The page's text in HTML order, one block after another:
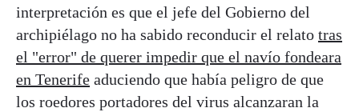
interpretación es que el jefe del Gobierno del
archipiélago no ha sabido reconducir el relato tras
el "error" de querer impedir que el navío fondeara
en Tenerife aduciendo que había peligro de que
los roedores portadores del virus alcanzaran la